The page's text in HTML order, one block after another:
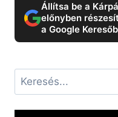
Állítsa be a
előnyben
a Google
Keresés